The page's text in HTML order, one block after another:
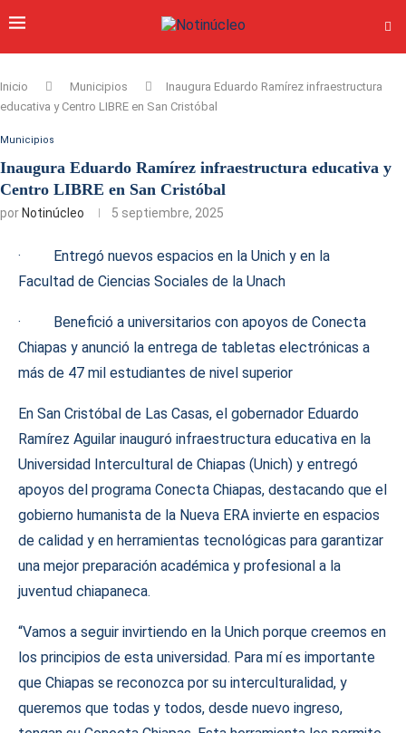
Inicio Municipios
Inaugura Eduardo Ramírez infraestructura
educativa y Centro LIBRE en San Cristóbal
Municipios
Inaugura Eduardo Ramírez infraestructura educativa y
Centro LIBRE en San Cristóbal
por Notinúcleo 5 septiembre, 2025
· Entregó nuevos espacios en la Unich y en la
Facultad de Ciencias Sociales de la Unach
· Benefició a universitarios con apoyos de Conecta
Chiapas y anunció la entrega de tabletas electrónicas a
más de 47 mil estudiantes de nivel superior
En San Cristóbal de Las Casas, el gobernador Eduardo
Ramírez Aguilar inauguró infraestructura educativa en la
Universidad Intercultural de Chiapas (Unich) y entregó
apoyos del programa Conecta Chiapas, destacando que el
gobierno humanista de la Nueva ERA invierte en espacios
de calidad y en herramientas tecnológicas para garantizar
una mejor preparación académica y profesional a la
juventud chiapaneca.
“Vamos a seguir invirtiendo en la Unich porque creemos en
los principios de esta universidad. Para mí es importante
que Chiapas se reconozca por su interculturalidad, y
queremos que todas y todos, desde nuevo ingreso,